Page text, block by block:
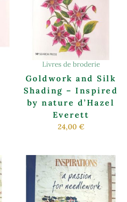
Livres de broderie
Goldwork and Silk
Shading – Inspired
by nature d’Hazel
Everett
24,00 €